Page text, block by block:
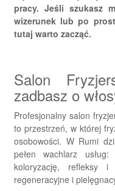
pracy. Jeśli szukasz
wizerunek lub po
tutaj warto zacząć.
Salon
zadbasz o
Profesjonalny salon
to przestrzeń, w której
osobowości. W Rumi
pełen wachlarz
koloryzację, refleksy i
regeneracyjne i